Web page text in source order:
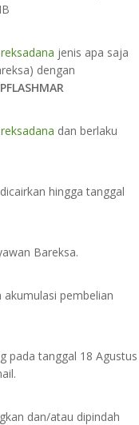
reksadana jenis apa saja
dengan
reksadana dan berlaku
hingga tanggal
Bareksa.⁣
pembelian
pada tanggal 18 Agustus
dan/atau dipindah